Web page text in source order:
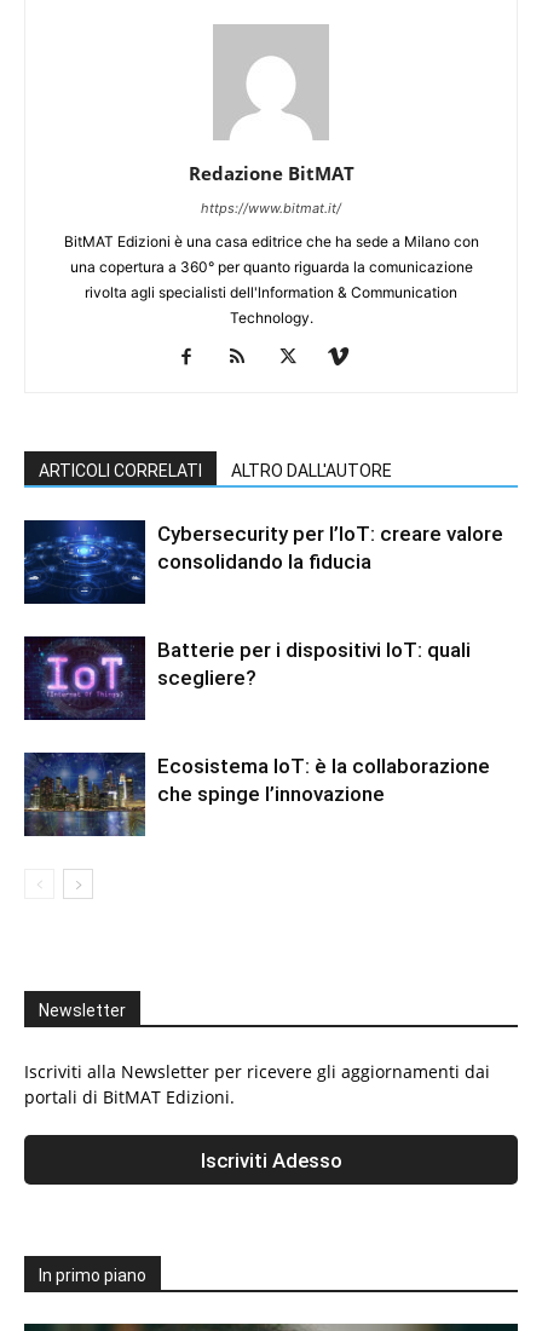
Redazione BitMAT
https://www.bitmat.it/
BitMAT Edizioni è una casa editrice che ha sede a Milano con
una copertura a 360° per quanto riguarda la comunicazione
rivolta agli specialisti dell'lnformation & Communication
Technology.
ARTICOLI CORRELATI ALTRO DALL'AUTORE
Cybersecurity per l’IoT: creare valore
consolidando la fiducia
Batterie per i dispositivi IoT: quali
scegliere?
Ecosistema IoT: è la collaborazione
che spinge l’innovazione
Newsletter
Iscriviti alla Newsletter per ricevere gli aggiornamenti dai
portali di BitMAT Edizioni.
In primo piano